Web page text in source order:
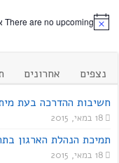
There are no upcoming אירועים.
נצפים אחרונים
חשיבות ההדרכה בעת
18 במאי, 2015
תמיכת הנהלת הארגון
18 במאי, 2015